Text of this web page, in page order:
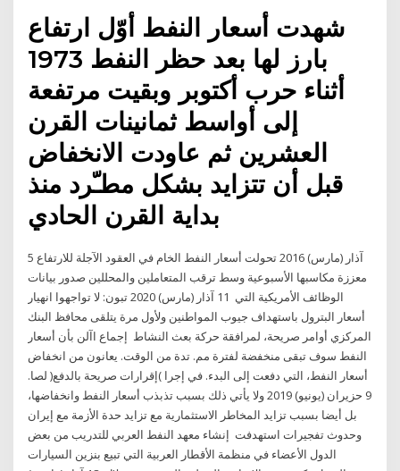
شهدت أسعار النفط أوّل ارتفاع
بارز لها بعد حظر النفط 1973
أثناء حرب أكتوبر وبقيت مرتفعة
إلى أواسط ثمانينات القرن
العشرين ثم عاودت الانخفاض
قبل أن تتزايد بشكل مطـّرد منذ
بداية القرن الحادي
5 آذار (مارس) 2016 تحولت أسعار النفط الخام في العقود الآجلة للارتفاع
معززة مكاسبها الأسبوعية وسط ترقب المتعاملين والمحللين صدور بيانات
الوظائف الأمريكية التي 11 آذار (مارس) 2020 تبون: لا تواجهوا انهيار
أسعار البترول باستهداف جيوب المواطنين ولأول مرة يتلقى محافظ البنك
المركزي أوامر صريحة، لمرافقة حركة بعث النشاط إجماع اآلن بأن أسعار
النفط سوف تبقى منخفضة لفترة مم. تدة من الوقت. يعانون من انخفاض
أسعار النفط، التي دفعت إلى البدء. في إجرا )إقرارات صريحة بالدفع( لصا.
9 حزيران (يونيو) 2019 ولا يأتي ذلك بسبب تذبذب أسعار النفط وانخفاضها،
بل أيضا بسبب تزايد المخاطر الاستثمارية مع تزايد حدة الأزمة مع إيران
وحدوث تفجيرات استهدفت إنشاء معهد النفط العربي للتدريب من بعض
الدول الأعضاء في منظمة الأقطار العربية التي تبيع بنزين السيارات